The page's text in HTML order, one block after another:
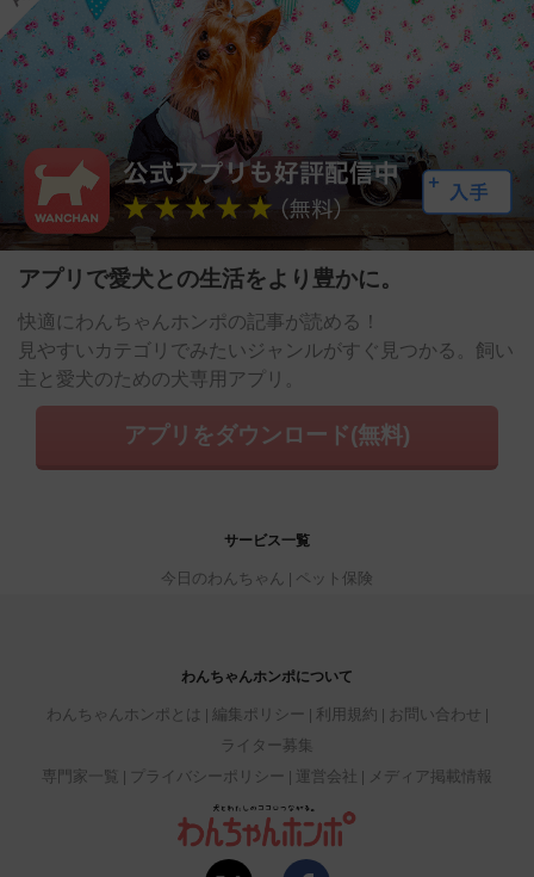
アプリで愛犬との生活をより豊かに。
快適にわんちゃんホンポの記事が読める！
見やすいカテゴリでみたいジャンルがすぐ見つかる。飼い
主と愛犬のための犬専用アプリ。
アプリをダウンロード(無料)
サービス一覧
今日のわんちゃん ペット保険
わんちゃんホンポについて
わんちゃんホンポとは 編集ポリシー 利用規約
お問い合わせ
ライター募集
専門家一覧
プライバシーポリシー 運営会社 メディア掲載情報